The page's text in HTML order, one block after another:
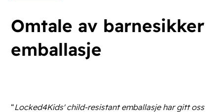
Omtale av barnesikker
emballasje
“Locked4Kids' child-resistant emballasje har gitt oss